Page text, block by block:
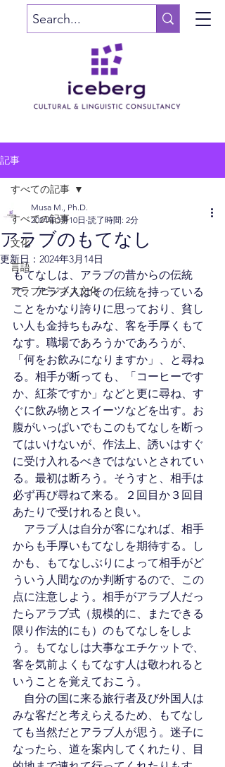
記事
すべての記事
文化
言語
アラブビジネス文化
すべての記事
アラブのもてなし
Musa M., Ph.D.
2024年3月10日 読了時間: 2分
更新日： 2024年3月14日
もてなしは、アラブの昔からの伝統
で、アラブ人はその伝統を持っている
ことをかなり誇りに思っており、貧し
い人も金持ちもみな、客を手厚くもて
なす。職場であろうかであろうが、
「何をお飲みになりますか」、と尋ね
る。相手が断っても、「コーヒーです
か、紅茶ですか」などと更に尋ね、す
ぐに飲み物とスイーツなどを出す。お
腹がいっぱいでもこのもてなしを断っ
てはいけないが、作法上、誘いはすぐ
に受け入れるべきではないとされてい
る。最初は断ろう。そうすと、相手は
必ず再び尋ねて来る。２回目か３回目
あたりで受けれると良い。
アラブ人は自分が客になれば、相手
からも手厚いもてなしを期待する。し
かも、もてなしぶりによって相手がど
ういう人間なのか判断するので、この
点に注意しよう。相手がアラブ人だっ
たらアラブ式（規模的に、またできる
限り作法的にも）のもてなしをしよ
う。もてなしは大事なエチケットで、
客を気前よくもてなす人は敬われると
いうことを覚えておこう。
自分の国に来る旅行者及び外国人は
みな客だと考えらえるため、もてなし
ても当然だとアラブ人が思う。迷子に
なったら、道を案内してくれたり、目